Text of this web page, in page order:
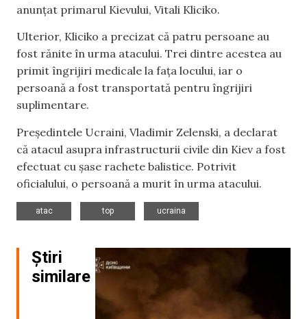
anunțat primarul Kievului, Vitali Kliciko.
Ulterior, Kliciko a precizat că patru persoane au
fost rănite în urma atacului. Trei dintre acestea au
primit îngrijiri medicale la fața locului, iar o
persoană a fost transportată pentru îngrijiri
suplimentare.
Președintele Ucraini, Vladimir Zelenski, a declarat
că atacul asupra infrastructurii civile din Kiev a fost
efectuat cu șase rachete balistice. Potrivit
oficialului, o persoană a murit în urma atacului.
atac
top
ucraina
Știri
similare